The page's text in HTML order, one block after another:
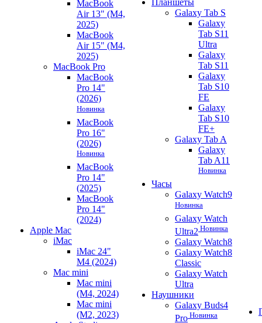
MacBook
Air 13" (M4,
2025)
MacBook
Air 15" (M4,
2025)
MacBook Pro
MacBook
Pro 14"
(2026)
Новинка
MacBook
Pro 16"
(2026)
Новинка
MacBook
Pro 14"
(2025)
MacBook
Pro 14"
(2024)
Apple Mac
iMac
iMac 24"
M4 (2024)
Mac mini
Mac mini
(M4, 2024)
Mac mini
(M2, 2023)
Планшеты
Galaxy Tab S
Galaxy
Tab S11
Ultra
Galaxy
Tab S11
Galaxy
Tab S10
FE
Galaxy
Tab S10
FE+
Galaxy Tab A
Galaxy
Tab A11
Новинка
Часы
Galaxy Watch9
Новинка
Galaxy Watch
Ultra2 Новинка
Galaxy Watch8
Galaxy Watch8
Classic
Galaxy Watch
Ultra
Наушники
Galaxy Buds4
Pro Новинка